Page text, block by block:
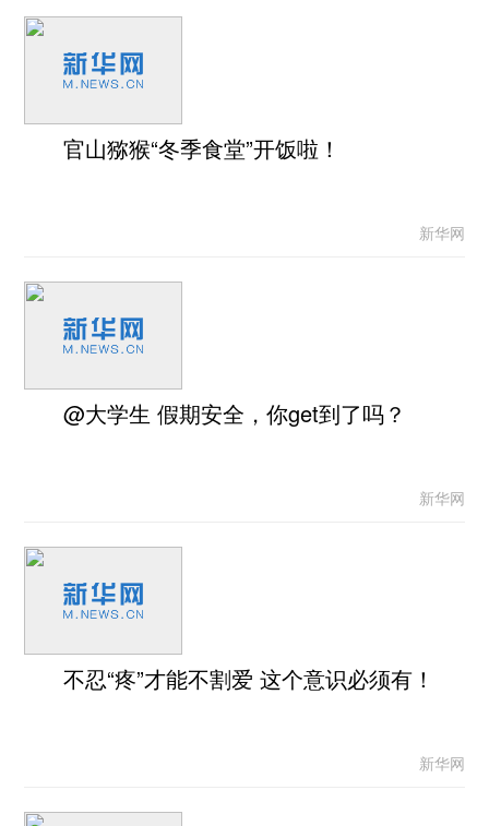
官山猕猴“冬季食堂”开饭啦！
新华网
@大学生 假期安全，你get到了吗？
新华网
不忍“疼”才能不割爱 这个意识必须有！
新华网